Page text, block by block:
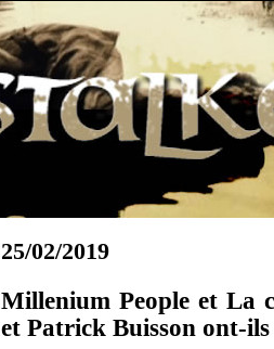
25/02/2019
Millenium People et La
et Patrick Buisson ont-